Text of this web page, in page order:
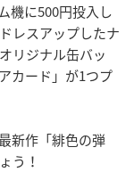
機に500円投入し
レスアップしたナ
リジナル缶バッ
カード」が1つプ
新作「緋色の弾
う！